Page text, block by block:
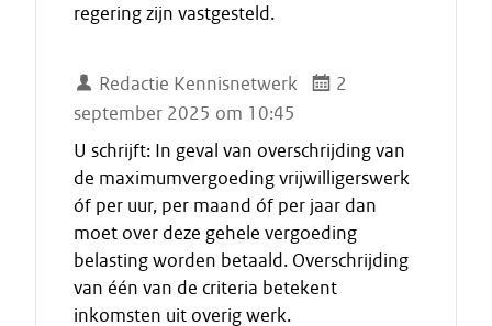
regering zijn vastgesteld.
Redactie Kennisnetwerk
2
september 2025 om 10:45
U schrijft: In geval van overschrijding van
de maximumvergoeding vrijwilligerswerk
óf per uur, per maand óf per jaar dan
moet over deze gehele vergoeding
belasting worden betaald. Overschrijding
van één van de criteria betekent
inkomsten uit overig werk.